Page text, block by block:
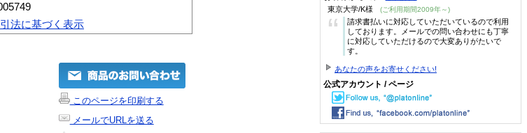
法に基づく表示
このページを印刷する
メールでURLを送る
東京大学/K様 (ご利用期間2009年～)
“
請求書払いに対応していただいているので利用
しております。メールでの問い合わせにも丁寧
に対応していただけるので大変ありがたいで
す。
あなたの声をお寄せください!
公式アカウント / ページ